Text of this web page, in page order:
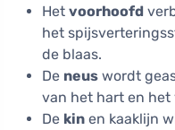
Het voorhoofd
het
de blaas.
De neus wordt
van het hart en het
De kin en kaaklijn